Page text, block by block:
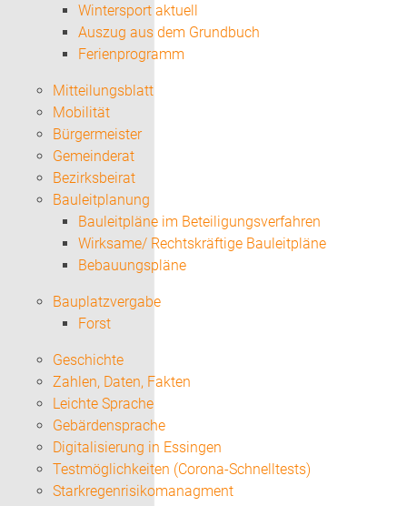
Wintersport aktuell
Auszug aus dem Grundbuch
Ferienprogramm
Mitteilungsblatt
Mobilität
Bürgermeister
Gemeinderat
Bezirksbeirat
Bauleitplanung
Bauleitpläne im Beteiligungsverfahren
Wirksame/ Rechtskräftige Bauleitpläne
Bebauungspläne
Bauplatzvergabe
Forst
Geschichte
Zahlen, Daten, Fakten
Leichte Sprache
Gebärdensprache
Digitalisierung in Essingen
Testmöglichkeiten (Corona-Schnelltests)
Starkregenrisikomanagment